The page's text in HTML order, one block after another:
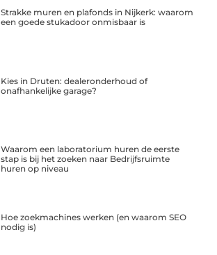
Strakke muren en plafonds in Nijkerk: waarom
een goede stukadoor onmisbaar is
Kies in Druten: dealeronderhoud of
onafhankelijke garage?
Waarom een laboratorium huren de eerste
stap is bij het zoeken naar Bedrijfsruimte
huren op niveau
Hoe zoekmachines werken (en waarom SEO
nodig is)